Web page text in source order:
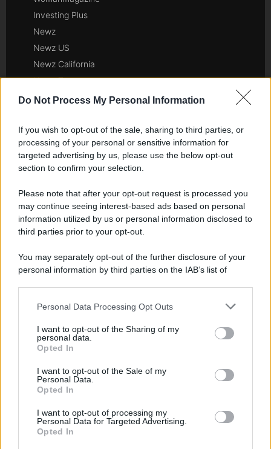
Do Not Process My Personal Information
If you wish to opt-out of the sale, sharing to third parties, or
processing of your personal or sensitive information for
targeted advertising by us, please use the below opt-out
section to confirm your selection.
Please note that after your opt-out request is processed you
may continue seeing interest-based ads based on personal
information utilized by us or personal information disclosed to
third parties prior to your opt-out.
You may separately opt-out of the further disclosure of your
personal information by third parties on the IAB’s list of
This information may also be disclosed by us to third parties
disclose it to other third parties.
Please note that this website/app uses one or more Google
services and may gather and store information including but
not limited to your visit or usage behaviour. You may click to
grant or deny consent to Google and its third-party tags to
consent section.
Personal Data Processing Opt Outs
I want to opt-out of the Sharing of my
personal data.
Opted In
I want to opt-out of the Sale of my
Personal Data.
Opted In
I want to opt-out of processing my
Personal Data for Targeted Advertising.
Opted In
Investing Plus
Newz
Newz US
Newz California
Newz Texas
Newz Florida
Newz Pennsylvania
Newz Illinois
Hig Tech Mag
Scoop Mag
Lgbtqia News
Day Travel 365
Home Magazine 365
SecondHomeMagazine
Francia
InvestirMag
Germania